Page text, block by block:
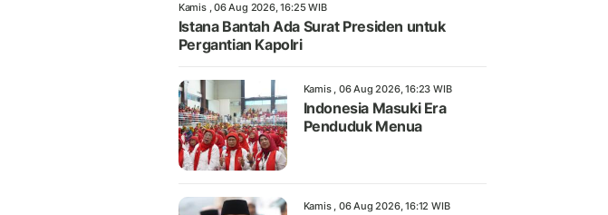
Kamis , 06 Aug 2026, 16:25 WIB
Istana Bantah Ada Surat Presiden untuk
Pergantian Kapolri
Kamis , 06 Aug 2026, 16:23 WIB
Indonesia Masuki Era
Penduduk Menua
Kamis , 06 Aug 2026, 16:12 WIB